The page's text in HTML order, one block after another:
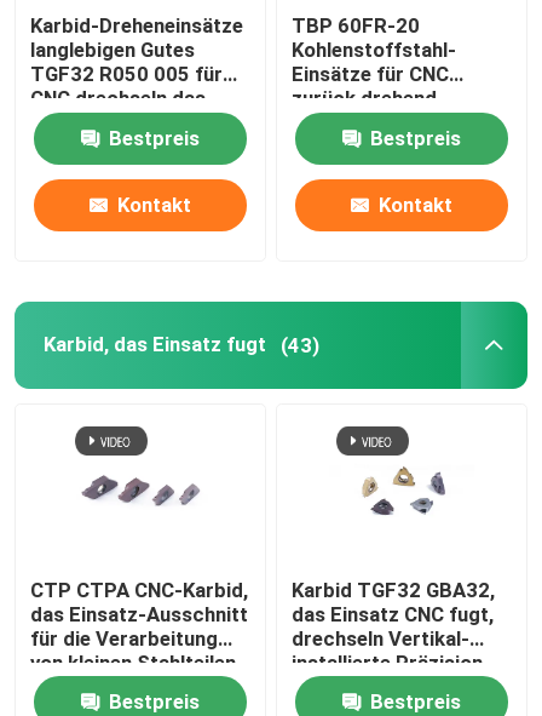
Dreheneinsätze PCD
Karbid-Bohrgeräte
Karbid-Enden-Fräser
Karbid-Dreheneinsätze
langlebigen Gutes
TGF32 R050 005 für
CNC drechseln das
Fugen der maschineller
BearbeitungBestpreis
Kontakt
TBP 60FR-20
Kohlenstoffstahl-
Einsätze für CNC
zurück drehend
drechseln die Stahlteil-
maschinelle
Bearbeitung
Bestpreis
Kontakt
Karbid, das Einsatz fugt (43)
CTP CTPA CNC-Karbid,
das Einsatz-Ausschnitt
für die Verarbeitung
von kleinen Stahlteilen
fugt
Bestpreis
Karbid TGF32 GBA32,
das Einsatz CNC fugt,
drechseln Vertikal-
installierte Präzision
Bestpreis